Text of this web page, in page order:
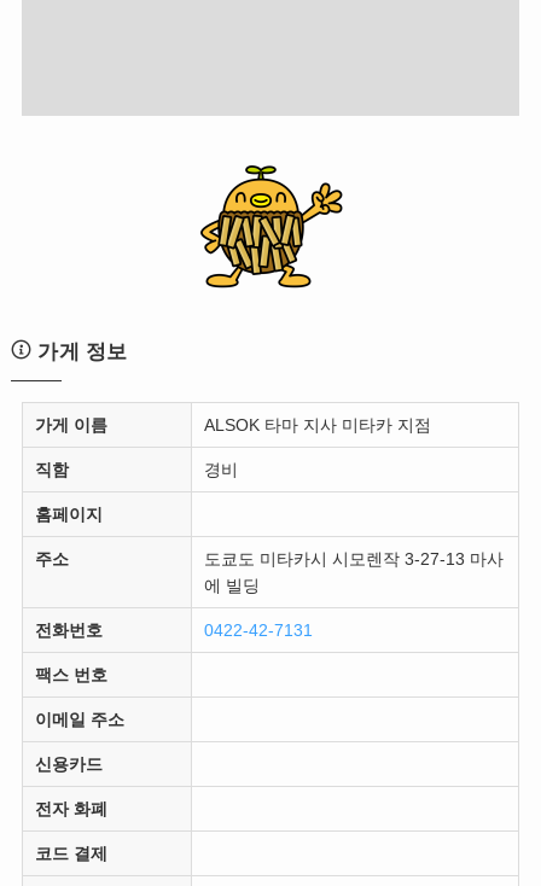
가게 정보
가게 이름 ALSOK 타마 지사 미타카 지점
직함 경비
홈페이지
주소
도쿄도 미타카시 시모렌작 3-27-13 마사
에 빌딩
전화번호 0422-42-7131
팩스 번호
이메일 주소
신용카드
전자 화폐
코드 결제